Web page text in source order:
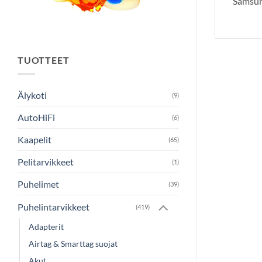
TUOTTEET
Älykoti (9)
AutoHiFi (6)
Kaapelit (65)
Pelitarvikkeet (1)
Puhelimet (39)
Puhelintarvikkeet (419)
Adapterit
Airtag & Smarttag suojat